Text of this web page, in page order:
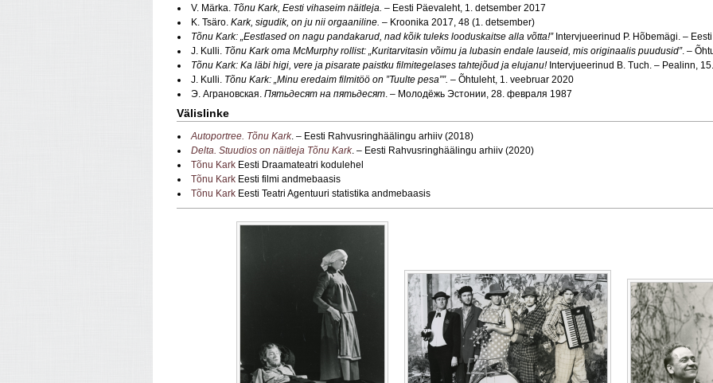
V. Märka. Tõnu Kark, Eesti vihaseim näitleja. – Eesti Päevaleht, 1. detsember 2017
K. Tsäro. Kark, sigudik, on ju nii orgaaniline. – Kroonika 2017, 48 (1. detsember)
Tõnu Kark: „Eestlased on nagu pandakarud, nad kõik tuleks looduskaitse alla võtta!”Intervjueerinud P. Hõbemägi. –
J. Kulli. Tõnu Kark oma McMurphy rollist: „Kuritarvitasin võimu ja lubasin endale lauseid, mis originaalis puudusid”. –
Tõnu Kark: Ka läbi higi, vere ja pisarate paistku filmitegelases tahtejõud ja elujanu! Intervjueerinud B. Tuch. – Pealinn,
J. Kulli. Tõnu Kark: „Minu eredaim filmitöö on ”Tuulte pesa””. – Õhtuleht, 1. veebruar 2020
Э. Аграновская. Пятьдесят на пятьдесят. – Молодёжь Эстонии, 28. февраля 1987
Välislinke
Autoportree. Tõnu Kark. – Eesti Rahvusringhäälingu arhiiv (2018)
Delta. Stuudios on näitleja Tõnu Kark. – Eesti Rahvusringhäälingu arhiiv (2020)
Tõnu Kark Eesti Draamateatri kodulehel
Tõnu Kark Eesti filmi andmebaasis
Tõnu Kark Eesti Teatri Agentuuri statistika andmebaasis